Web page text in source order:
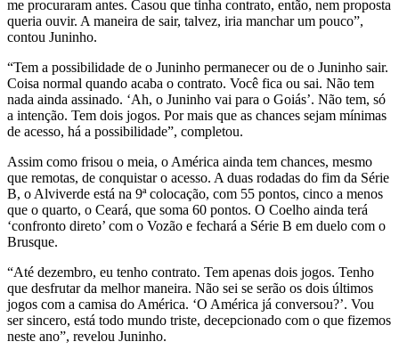
me procuraram antes. Casou que tinha contrato, então, nem proposta
queria ouvir. A maneira de sair, talvez, iria manchar um pouco”,
contou Juninho.
“Tem a possibilidade de o Juninho permanecer ou de o Juninho sair.
Coisa normal quando acaba o contrato. Você fica ou sai. Não tem
nada ainda assinado. ‘Ah, o Juninho vai para o Goiás’. Não tem, só
a intenção. Tem dois jogos. Por mais que as chances sejam mínimas
de acesso, há a possibilidade”, completou.
Assim como frisou o meia, o América ainda tem chances, mesmo
que remotas, de conquistar o acesso. A duas rodadas do fim da Série
B, o Alviverde está na 9ª colocação, com 55 pontos, cinco a menos
que o quarto, o Ceará, que soma 60 pontos. O Coelho ainda terá
‘confronto direto’ com o Vozão e fechará a Série B em duelo com o
Brusque.
“Até dezembro, eu tenho contrato. Tem apenas dois jogos. Tenho
que desfrutar da melhor maneira. Não sei se serão os dois últimos
jogos com a camisa do América. ‘O América já conversou?’. Vou
ser sincero, está todo mundo triste, decepcionado com o que fizemos
neste ano”, revelou Juninho.